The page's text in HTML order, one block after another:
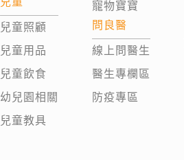
兒童照顧
兒童用品
兒童飲食
幼兒園相關
兒童教具
寵物寶寶
問良醫
線上問醫生
醫生專欄區
防疫專區